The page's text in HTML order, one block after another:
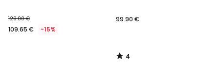
129.00 €
109.65 € -15%
99.90 €
4
/